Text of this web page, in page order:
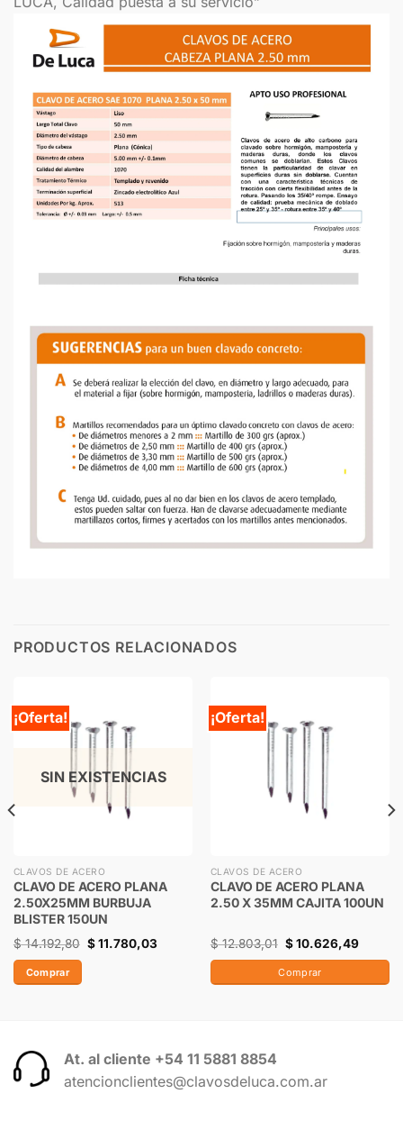
PRODUCTOS RELACIONADOS
¡Oferta!
SIN EXISTENCIAS
CLAVOS DE ACERO
CLAVO DE ACERO PLANA
2.50X25MM BURBUJA
BLISTER 150UN
$14.192,80 $11.780,03
Comprar
¡Oferta!
CLAVOS DE ACERO
CLAVO DE ACERO PLANA
2.50 X 35MM CAJITA 100UN
$12.803,01 $10.626,49
Comprar
At. al cliente +54 11 5881 8854
atencionclientes@clavosdeluca.com.ar